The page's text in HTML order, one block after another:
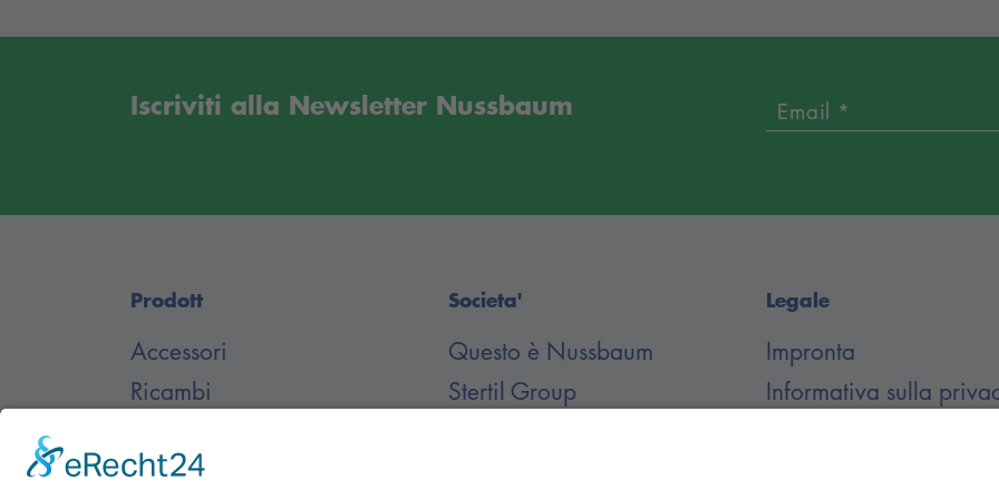
Iscriviti alla Newsletter Nussbaum Email *
Prodott
Accessori
Ricambi
Interrati
Societa'
Questo è Nussbaum
Stertil Group
Legale
Impronta
Informativa sulla